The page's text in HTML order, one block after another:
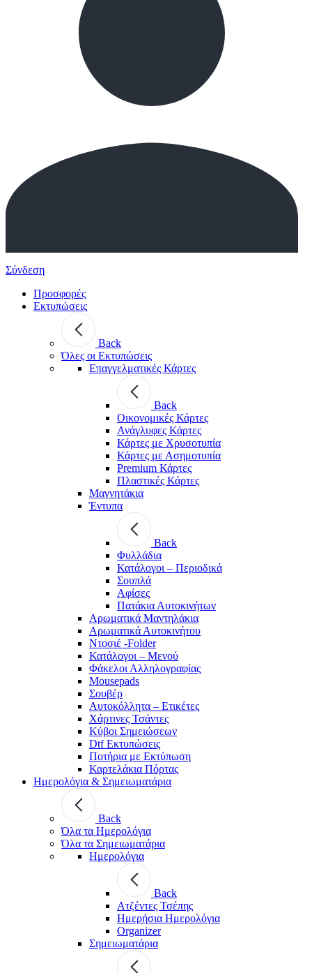
Σύνδεση
Προσφορές
Εκτυπώσεις
Back
Όλες οι Εκτυπώσεις
Επαγγελματικές Κάρτες
Back
Οικονομικές Κάρτες
Ανάγλυφες Κάρτες
Κάρτες με Χρυσοτυπία
Κάρτες με Ασημοτυπία
Premium Κάρτες
Πλαστικές Κάρτες
Μαγνητάκια
Έντυπα
Back
Φυλλάδια
Κατάλογοι – Περιοδικά
Σουπλά
Αφίσες
Πατάκια Αυτοκινήτων
Αρωματικά Μαντηλάκια
Αρωματικά Αυτοκινήτου
Ντοσιέ -Folder
Κατάλογοι – Μενού
Φάκελοι Αλληλογραφίας
Mousepads
Σουβέρ
Αυτοκόλλητα – Ετικέτες
Χάρτινες Τσάντες
Κύβοι Σημειώσεων
Dtf Εκτυπώσεις
Ποτήρια με Εκτύπωση
Καρτελάκια Πόρτας
Ημερολόγια & Σημειωματάρια
Back
Όλα τα Ημερολόγια
Όλα τα Σημειωματάρια
Ημερολόγια
Back
Ατζέντες Τσέπης
Ημερήσια Ημερολόγια
Organizer
Σημειωματάρια